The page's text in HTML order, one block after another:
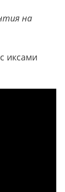
на
иксами